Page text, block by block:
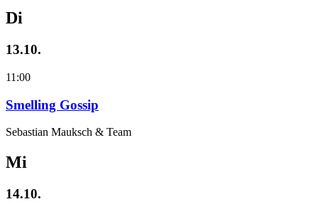
Di
13.10.
11:00
Smelling Gossip
Sebastian Mauksch & Team
Mi
14.10.